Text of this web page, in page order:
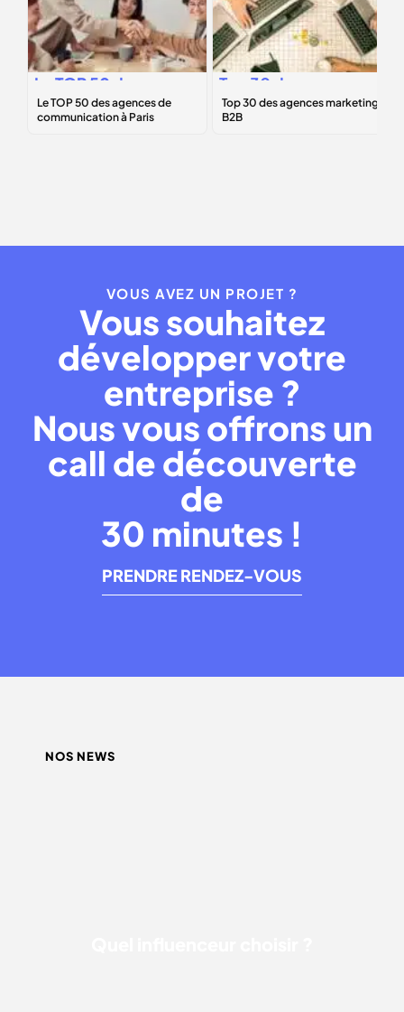
Le TOP 50 des
agences de
communication à
Top 30 des
agences
marketing B2B
VOUS AVEZ UN PROJET ?
Vous souhaitez
développer votre
entreprise ?
Nous vous offrons un
call de découverte
de
30 minutes !
PRENDRE RENDEZ-VOUS
NOS NEWS